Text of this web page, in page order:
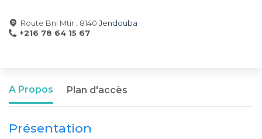
Route Bni Mtir , 8140 Jendouba
+216 78 64 15 67
A Propos Plan d'accès
Présentation